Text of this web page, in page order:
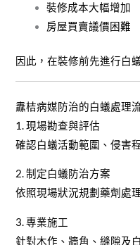
裝修成本大幅增加
房屋買賣議價困難
因此，在裝修前先進行白
纛桔病媒防治的白蟻處理
1. 現場勘查與評估
確認白蟻活動範圍、侵害
2. 制定白蟻防治方案
依照現場狀況規劃藥劑處
3. 專業施工
針對木作、牆角、縫隙及